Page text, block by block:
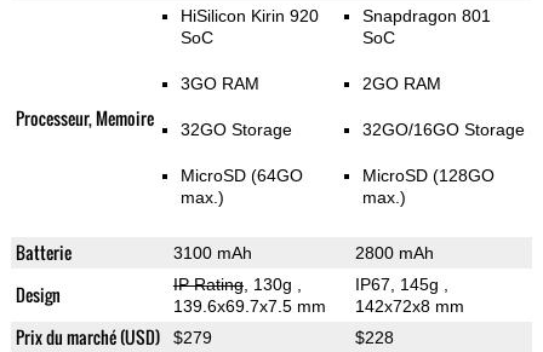
Processeur, Memoire
HiSilicon Kirin 920
SoC
3GO RAM
32GO Storage
MicroSD (64GO
max.)
Snapdragon 801
SoC
2GO RAM
32GO/16GO Storage
MicroSD (128GO
max.)
Batterie 3100 mAh 2800 mAh
Design IP Rating, 130g
139.6x69.7x7.5 mm
IP67, 145g
142x72x8 mm
Prix du marché (USD) $279 $228